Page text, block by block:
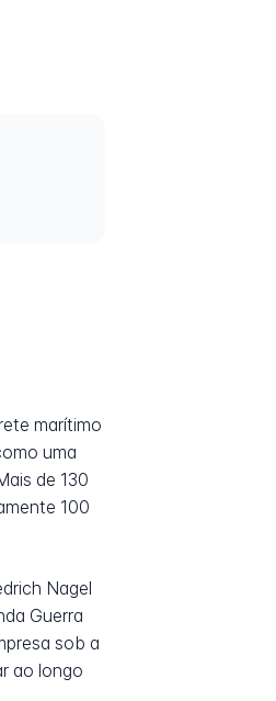
marítimo
uma
de 130
100
Nagel
Guerra
sob a
ao longo